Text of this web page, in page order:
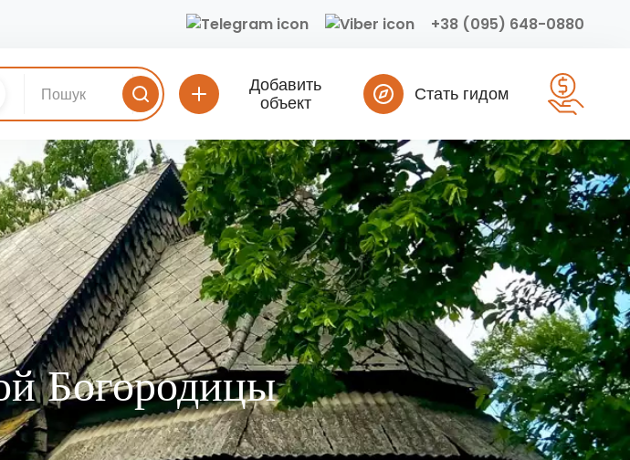
+38 (095) 648-0880
Добавить
объект
Стать гидом
Богородицы